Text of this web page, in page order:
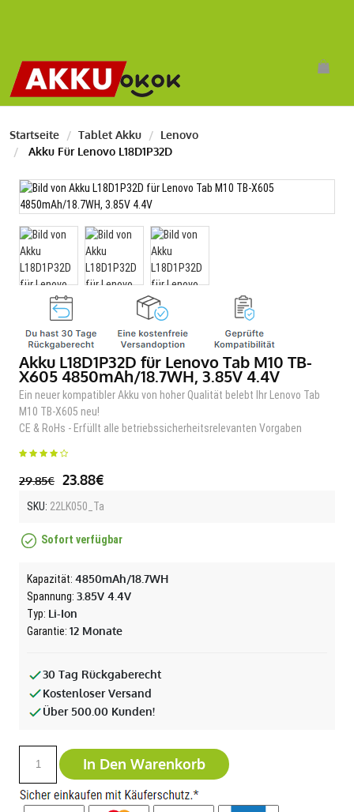
Startseite Tablet Akku
Lenovo
Akku Für Lenovo L18D1P32D
Akku L18D1P32D für Lenovo Tab M10 TB-
X605 4850mAh/18.7WH, 3.85V 4.4V
Ein neuer kompatibler Akku von hoher Qualität belebt Ihr Lenovo Tab
M10 TB-X605 neu!
CE & RoHs - Erfüllt alle betriebssicherheitsrelevanten Vorgaben
29.85€ 23.88€
SKU: 22LK050_Ta
Sofort verfügbar
Kapazität: 4850mAh/18.7WH
Spannung: 3.85V 4.4V
Typ: Li-Ion
Garantie: 12 Monate
30 Tag Rückgaberecht
Kostenloser Versand
Über 500.00 Kunden!
In Den Warenkorb